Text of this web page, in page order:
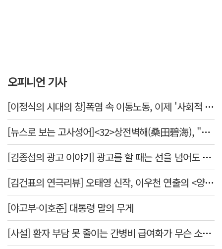
오피니언 기사
[이정식의 시대의 창]폭염 속 이동노동, 이제 '사회적 위험 관리'로 전환할 때
[뉴스로 보는 고사성어]<32>상전벽해(桑田碧海), "뽕나무밭이 푸른 바다가 되었다."
[김종섭의 광고 이야기] 광고를 할 때는 선을 넘어도 좋습니다.
[김건표의 연극리뷰] 오태영 신작, 이우천 연출의 <양은 양순하다>"국민을 온순한 양으로 길들이는 전체주의적 정치의 알레고리"
[야고부-이호준] 대통령 말의 무게
[사설] 환자 부담 못 줄이는 간병비 급여화가 무슨 소용인가